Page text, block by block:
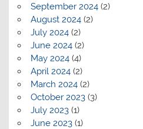
September 2024(2)
August 2024(2)
July 2024(2)
June 2024(2)
May 2024(4)
April 2024(2)
March 2024(2)
October 2023(3)
July 2023(1)
June 2023(1)